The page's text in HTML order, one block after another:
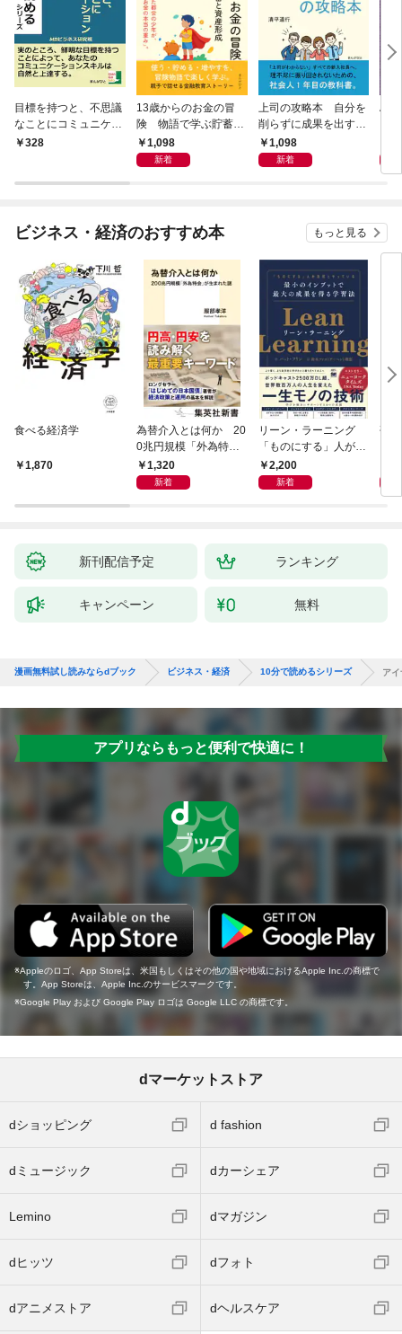
目標を持つと、不思議
なことにコミュニケー
ション能力が爆発的に
328
13歳からのお金の冒
険 物語で学ぶ貯蓄と
資産形成
1,098
新着
上司の攻略本 自分を
削らずに成果を出す方
法1,098
新着
Al
ビジネス・経済のおすすめ本 もっと見る
食べる経済学
1,870
為替介入とは何か 20
0兆円規模「外為特
会」が生まれた謎
1,320
新着
リーン・ラーニング
「ものにする」人が自
然とやっている 最小の
インプットで最大の成
2,200
新着
研
新刊配信予定 ランキング
キャンペーン 無料
漫画無料試し読みならdブック ビジネス・経済 10分で読めるシリーズ ア
アプリならもっと便利で快適に！
Appleのロゴ、App Storeは、米国もしくはその他の国や地域におけるApple Inc.の商標で
す。App Storeは、Apple Inc.のサービスマークです。
Google Play および Google Play ロゴは Google LLC の商標です。
dマーケットストア
dショッピング d fashion
dミュージック dカーシェア
Lemino dマガジン
dヒッツ dフォト
dアニメストア dヘルスケア